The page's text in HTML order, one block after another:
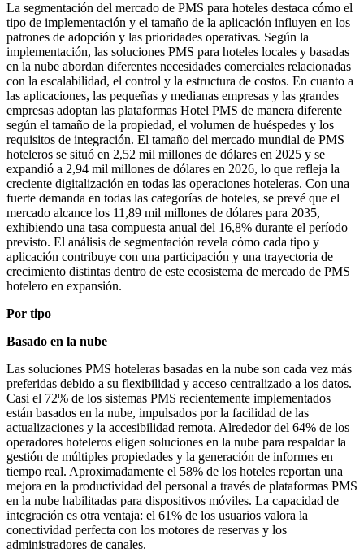
La segmentación del mercado de PMS para hoteles destaca cómo el
tipo de implementación y el tamaño de la aplicación influyen en los
patrones de adopción y las prioridades operativas. Según la
implementación, las soluciones PMS para hoteles locales y basadas
en la nube abordan diferentes necesidades comerciales relacionadas
con la escalabilidad, el control y la estructura de costos. En cuanto a
las aplicaciones, las pequeñas y medianas empresas y las grandes
empresas adoptan las plataformas Hotel PMS de manera diferente
según el tamaño de la propiedad, el volumen de huéspedes y los
requisitos de integración. El tamaño del mercado mundial de PMS
hoteleros se situó en 2,52 mil millones de dólares en 2025 y se
expandió a 2,94 mil millones de dólares en 2026, lo que refleja la
creciente digitalización en todas las operaciones hoteleras. Con una
fuerte demanda en todas las categorías de hoteles, se prevé que el
mercado alcance los 11,89 mil millones de dólares para 2035,
exhibiendo una tasa compuesta anual del 16,8% durante el período
previsto. El análisis de segmentación revela cómo cada tipo y
aplicación contribuye con una participación y una trayectoria de
crecimiento distintas dentro de este ecosistema de mercado de PMS
hotelero en expansión.
Por tipo
Basado en la nube
Las soluciones PMS hoteleras basadas en la nube son cada vez más
preferidas debido a su flexibilidad y acceso centralizado a los datos.
Casi el 72% de los sistemas PMS recientemente implementados
están basados ​​en la nube, impulsados ​​por la facilidad de las
actualizaciones y la accesibilidad remota. Alrededor del 64% de los
operadores hoteleros eligen soluciones en la nube para respaldar la
gestión de múltiples propiedades y la generación de informes en
tiempo real. Aproximadamente el 58% de los hoteles reportan una
mejora en la productividad del personal a través de plataformas PMS
en la nube habilitadas para dispositivos móviles. La capacidad de
integración es otra ventaja: el 61% de los usuarios valora la
conectividad perfecta con los motores de reservas y los
administradores de canales.